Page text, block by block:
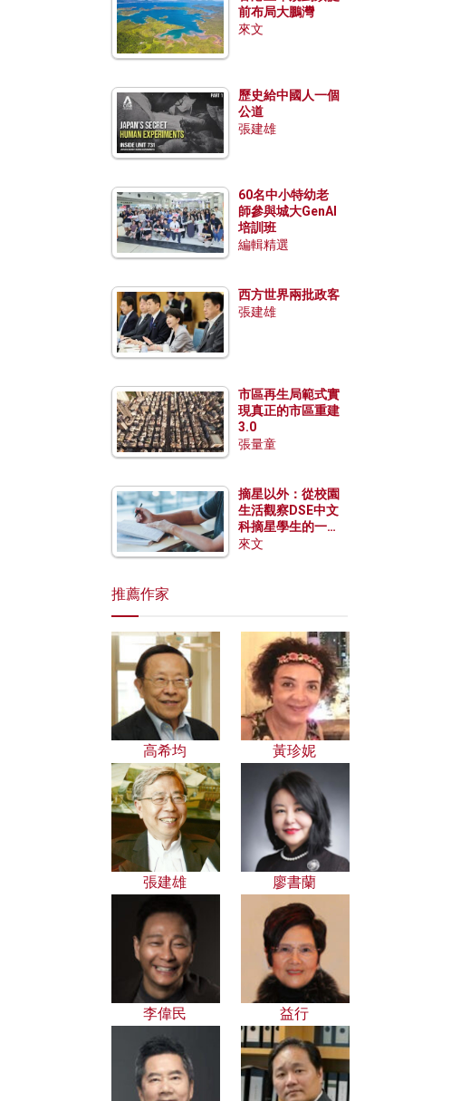
前布局大鵬灣
來文
歷史給中國人一個
公道
張建雄
60名中小特幼老
師參與城大GenAI
培訓班
編輯精選
西方世界兩批政客
張建雄
市區再生局範式實
現真正的市區重建
3.0
張量童
摘星以外：從校園
生活觀察DSE中文
科摘星學生的一點
特質
來文
推薦作家
高希均 黃珍妮
張建雄 廖書蘭
李偉民 益行